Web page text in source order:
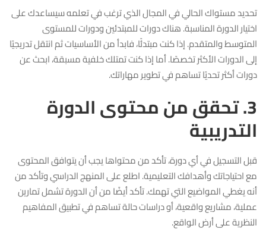
تحديد مستواك الحالي في المجال الذي ترغب في تعلمه سيساعدك على
اختيار الدورة المناسبة. هناك دورات للمبتدئين ودورات للمستوى
المتوسط والمتقدم. إذا كنت مبتدئًا، فابدأ من الأساسيات ثم انتقل تدريجيًا
إلى الدورات الأكثر تخصصًا. أما إذا كنت تمتلك خلفية مسبقة، ابحث عن
دورات أكثر تحديًا تساهم في تطوير مهاراتك.
3. تحقق من محتوى الدورة
التدريبية
قبل التسجيل في أي دورة، تأكد من محتواها يجب أن يتوافق المحتوى
مع احتياجاتك وأهدافك التعليمية. اطلع على المنهج الدراسي وتأكد من
أنه يغطي المواضيع التي تهمك. تأكد أيضًا من أن الدورة تشمل تمارين
عملية، مشاريع واقعية، أو دراسات حالة تساهم في تطبيق المفاهيم
النظرية على أرض الواقع.